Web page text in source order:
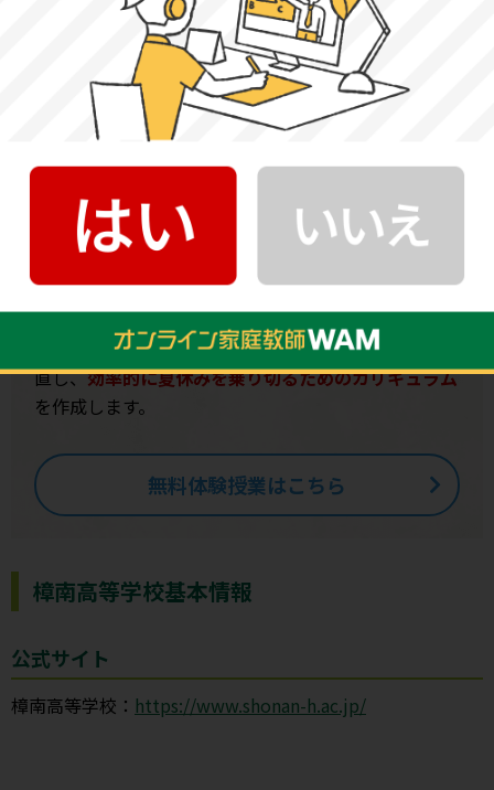
高校受験対策！
目的に合わせて
指導要項を作成します。
合格したい学校がある方
30年の指導実績から蓄積しているWAMのデータを利
用し、合格のためのカリキュラムをオーダーメイドで
作成します。
何から手を付けたらいいかわからない方
無料体験で苦手な単元を抽出します。その後の面談で
理解していない単元を抽出して、勉強の順序から組み
直し、効率的に夏休みを乗り切るためのカリキュラム
を作成します。
無料体験授業はこちら
樟南高等学校基本情報
公式サイト
樟南高等学校： https://www.shonan-h.ac.jp/